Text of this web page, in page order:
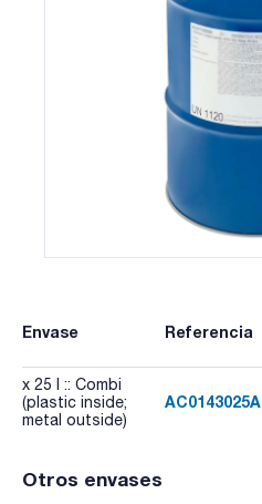
Envase Referencia
x 25 l :: Combi
(plastic inside;
metal outside)
AC0143025A
Otros envases